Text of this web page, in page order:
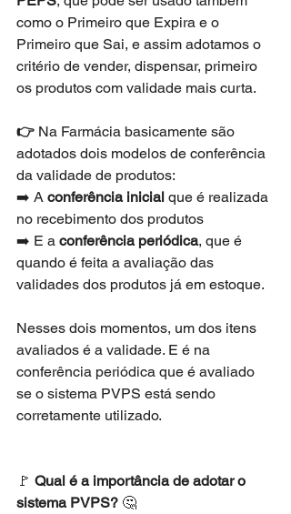
como o Primeiro que Expira e o
Primeiro que Sai, e assim adotamos o
critério de vender, dispensar, primeiro
os produtos com validade mais curta.
👉 Na Farmácia basicamente são
adotados dois modelos de conferência
da validade de produtos:
➡️ A conferência inicial que é realizada
no recebimento dos produtos
➡️ E a conferência periódica, que é
quando é feita a avaliação das
validades dos produtos já em estoque.
Nesses dois momentos, um dos itens
avaliados é a validade. E é na
conferência periódica que é avaliado
se o sistema PVPS está sendo
corretamente utilizado.
🚩 Qual é a importância de adotar o
sistema PVPS? 🤔